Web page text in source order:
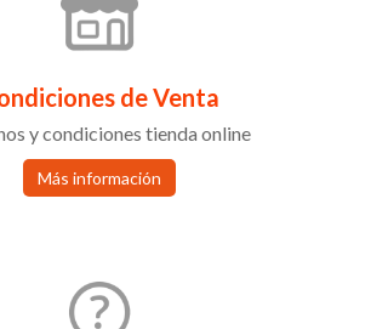
de Venta
y condiciones tienda online
Más información